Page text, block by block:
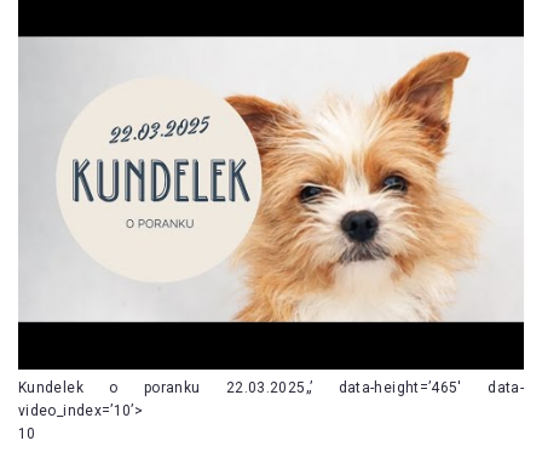
Kundelek o poranku 22.03.2025„’ data-height=’465′ data-
video_index=’10’>
10